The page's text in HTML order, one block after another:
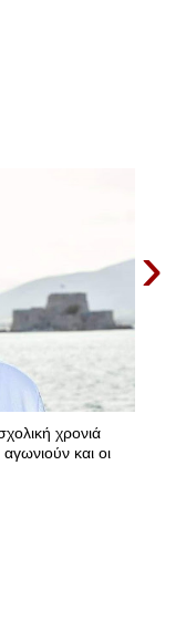
›
χρονιά
αγωνιούν και οι